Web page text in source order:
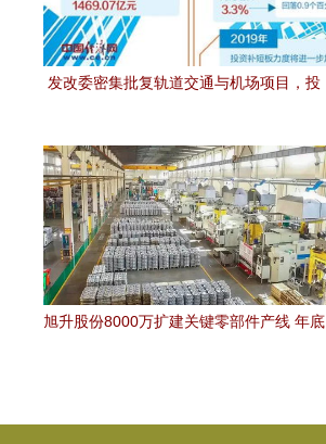
发改委密集批复轨道交通与机场项目，投
旭升股份8000万扩建关键零部件产线 年底